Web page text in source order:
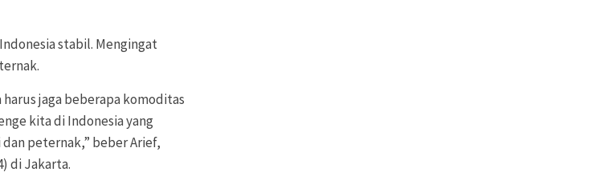
stabil. Mengingat
jaga beberapa komoditas
kita di Indonesia yang
peternak,” beber Arief,
di Jakarta.